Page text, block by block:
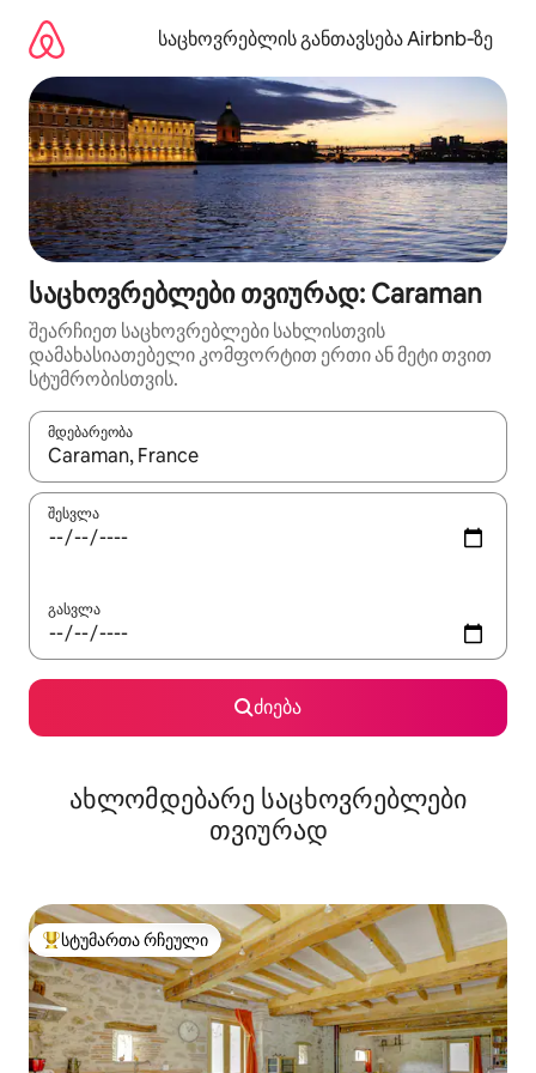
გადასვლა
საცხოვრებლის განთავსება Airbnb‑ზე
საცხოვრებლები თვიურად: Caraman
შეარჩიეთ საცხოვრებლები სახლისთვის
დამახასიათებელი კომფორტით ერთი ან მეტი თვით
სტუმრობისთვის.
მდებარეობა
როცა შედეგები ხელმისაწვდომი გახდება, ნავიგაციისთვის
შესვლა
გასვლა
ძიება
ახლომდებარე საცხოვრებლები
თვიურად
სტუმართა რჩეული მოწინავე ვარიანტი
სტუმართა რჩეული